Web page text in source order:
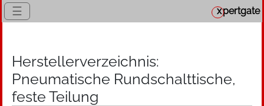
☰ xpertgate
Herstellerverzeichnis:
Pneumatische Rundschalttische,
feste Teilung